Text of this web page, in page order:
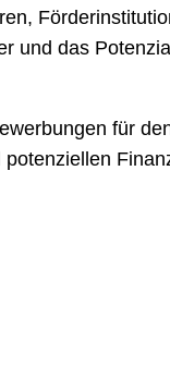
und das
für